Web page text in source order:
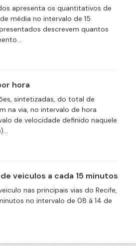
apresenta os quantitativos de
média no intervalo de 15
descrevem quantos
hora
sintetizadas, do total de
na via, no intervalo de hora
de velocidade definido naquele
veiculos a cada 15 minutos
nas principais vias do Recife,
no intervalo de 08 à 14 de